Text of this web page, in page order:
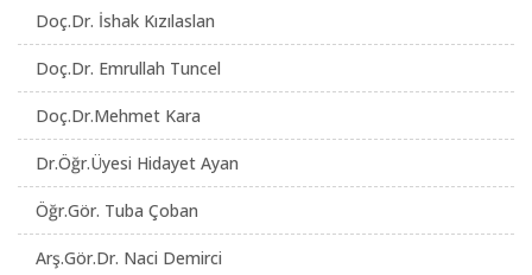
Doç.Dr. İshak Kızılaslan
Doç.Dr. Emrullah Tuncel
Doç.Dr.Mehmet Kara
Dr.Öğr.Üyesi Hidayet Ayan
Öğr.Gör. Tuba Çoban
Arş.Gör.Dr. Naci Demirci